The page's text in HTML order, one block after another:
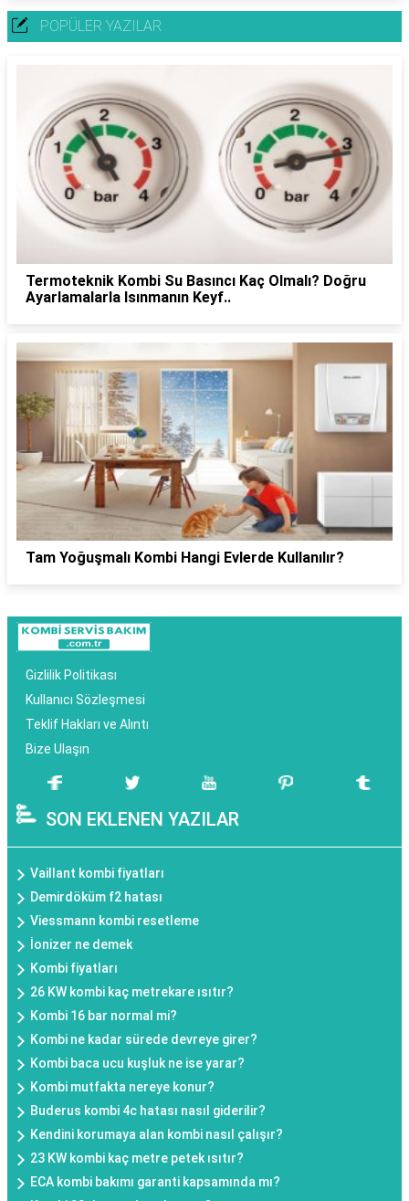
POPÜLER YAZILAR
Termoteknik Kombi Su Basıncı Kaç Olmalı? Doğru
Ayarlamalarla Isınmanın Keyf..
Tam Yoğuşmalı Kombi Hangi Evlerde Kullanılır?
Gizlilik Politikası
Kullanıcı Sözleşmesi
Teklif Hakları ve Alıntı
Bize Ulaşın
SON EKLENEN YAZILAR
Vaillant kombi fiyatları
Demirdöküm f2 hatası
Viessmann kombi resetleme
İonizer ne demek
Kombi fiyatları
26 KW kombi kaç metrekare ısıtır?
Kombi 16 bar normal mi?
Kombi ne kadar sürede devreye girer?
Kombi baca ucu kuşluk ne ise yarar?
Kombi mutfakta nereye konur?
Buderus kombi 4c hatası nasıl giderilir?
Kendini korumaya alan kombi nasıl çalışır?
23 KW kombi kaç metre petek ısıtır?
ECA kombi bakımı garanti kapsamında mı?